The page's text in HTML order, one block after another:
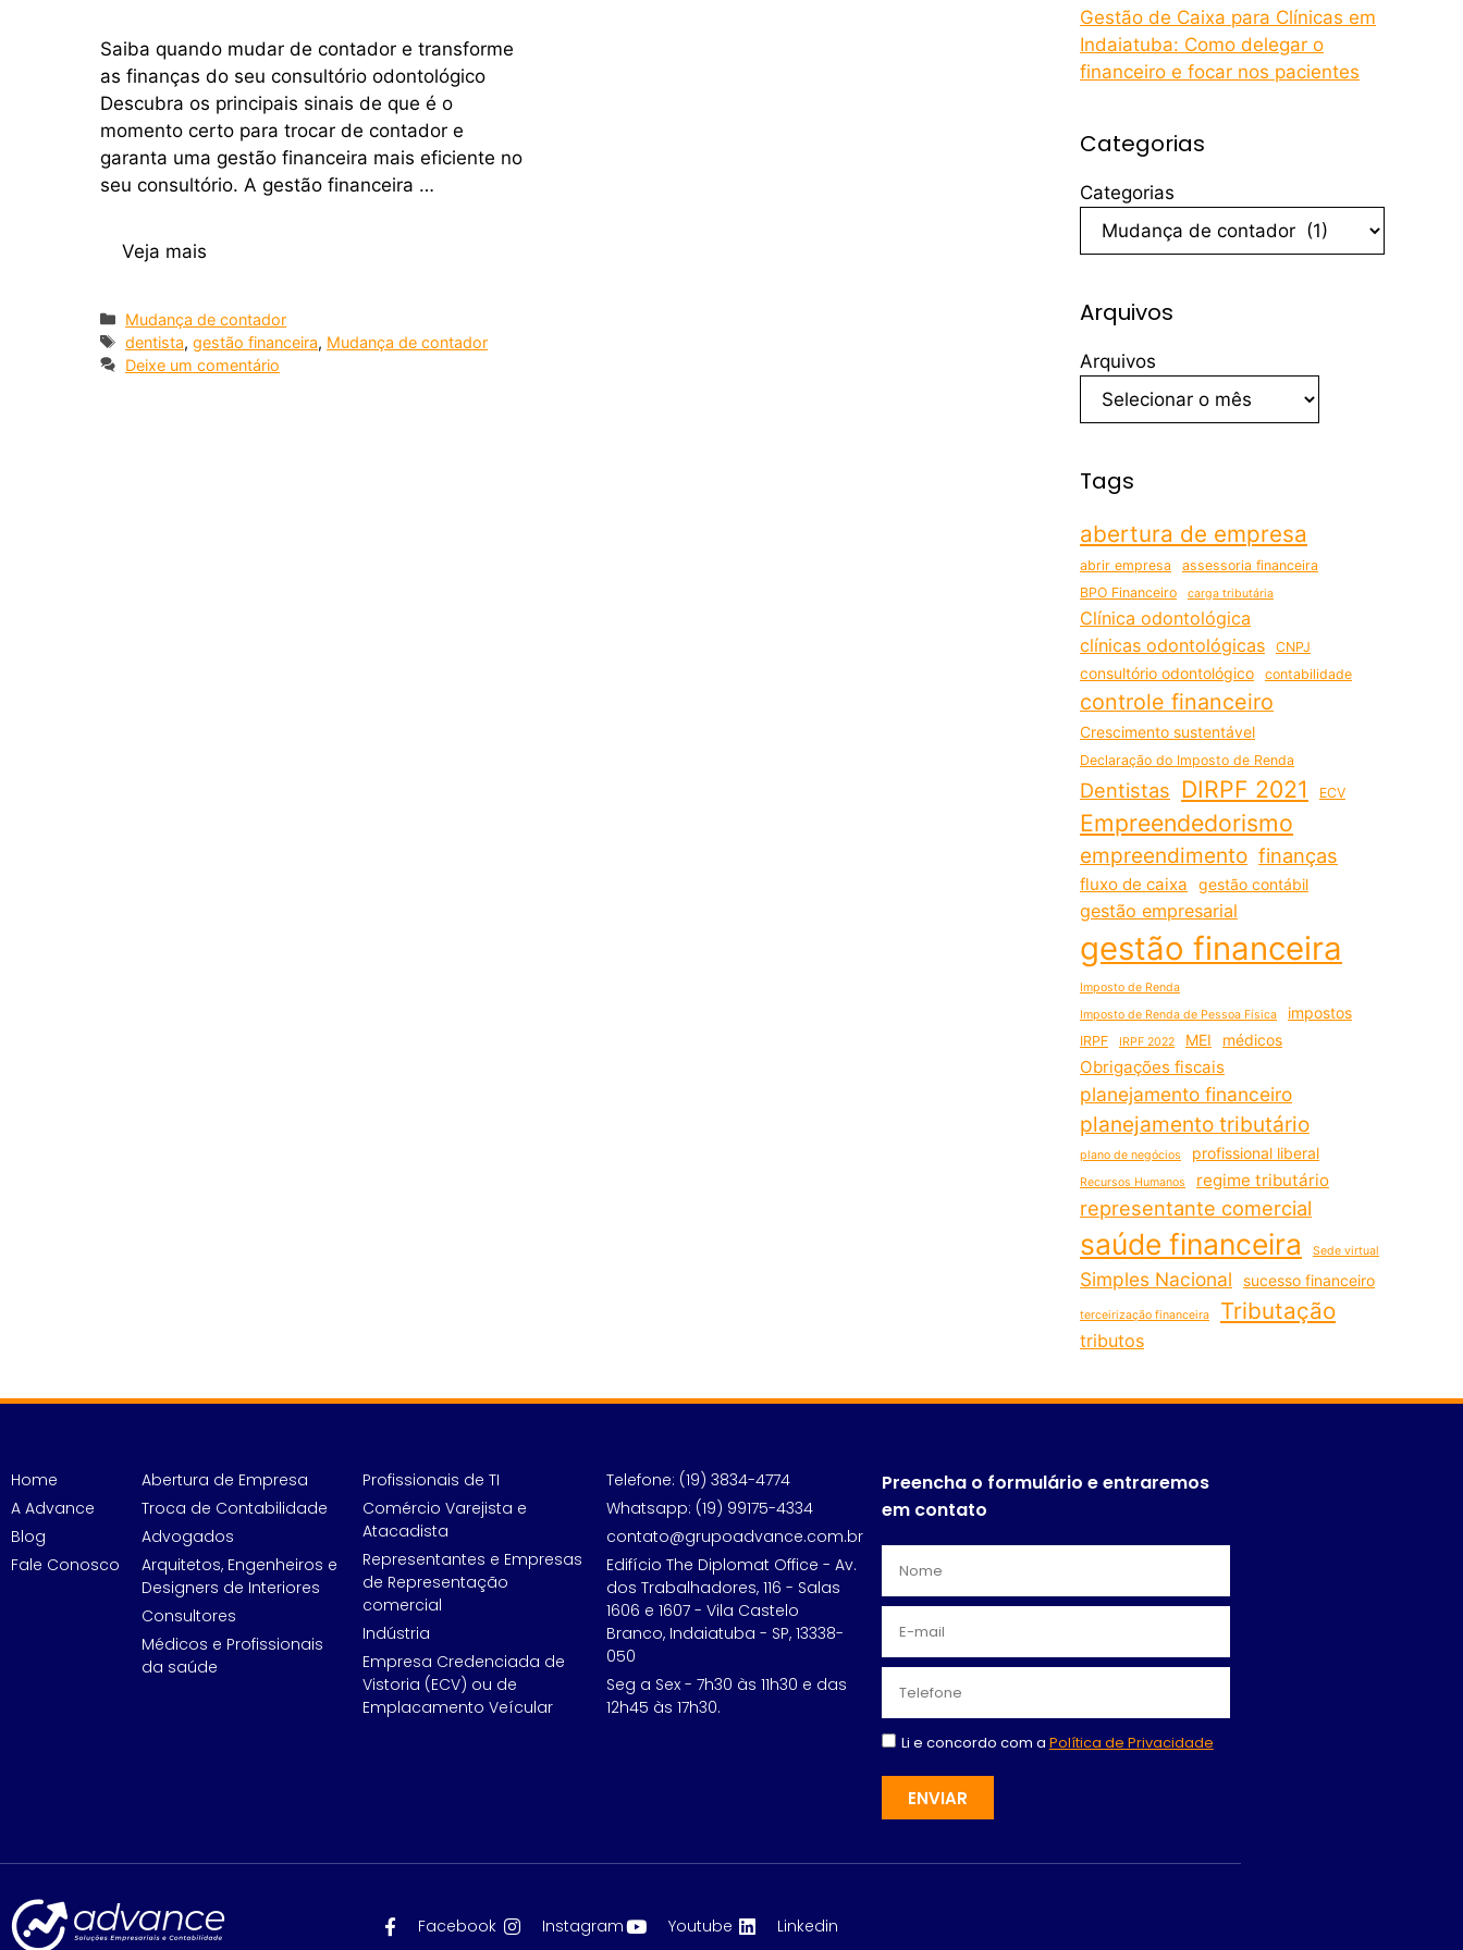
Saiba quando mudar de contador e transforme
as finanças do seu consultório odontológico
Descubra os principais sinais de que é o
momento certo para trocar de contador e
garanta uma gestão financeira mais eficiente no
seu consultório. A gestão financeira …
Veja mais
Mudança de contador
dentista,gestão financeira, Mudança de contador
Deixe um comentário
Gestão de Caixa para Clínicas em
Indaiatuba: Como delegar o
financeiro e focar nos pacientes
Categorias
Categorias
Arquivos
Arquivos
Tags
abertura de empresa
abrir empresa
assessoria financeira
BPO Financeiro
carga tributária
Clínica odontológica
clínicas odontológicas
CNPJ
consultório odontológico contabilidade
controle financeiro
Crescimento sustentável
Declaração do Imposto de Renda
Dentistas DIRPF 2021 ECV
Empreendedorismo
empreendimento finanças
fluxo de caixa gestão contábil
gestão empresarial
gestão financeira
Imposto de Renda
Imposto de Renda de Pessoa Física
impostos
IRPF IRPF 2022 MEI médicos
Obrigações fiscais
planejamento financeiro
planejamento tributário
plano de negócios profissional liberal
Recursos Humanos regime tributário
representante comercial
saúde financeira Sede virtual
Simples Nacional sucesso financeiro
terceirização financeira Tributação
tributos
Home
A Advance
Blog
Fale Conosco
Abertura de Empresa
Troca de Contabilidade
Advogados
Arquitetos, Engenheiros e
Designers de Interiores
Consultores
Médicos e Profissionais
da saúde
Profissionais de TI
Comércio Varejista e
Atacadista
Representantes e Empresas
de Representação
comercial
Indústria
Empresa Credenciada de
Vistoria (ECV) ou de
Emplacamento Veícular
Telefone: (19) 3834-4774
Whatsapp: (19) 99175-4334
contato@grupoadvance.com.br
Edifício The Diplomat Office - Av.
dos Trabalhadores, 116 - Salas
1606 e 1607 - Vila Castelo
Branco, Indaiatuba - SP, 13338-
050
Seg a Sex - 7h30 às 11h30 e das
12h45 às 17h30.
Preencha o formulário e entraremos
em contato
Li e concordo com a Política de Privacidade
ENVIAR
Facebook Instagram Youtube Linkedin